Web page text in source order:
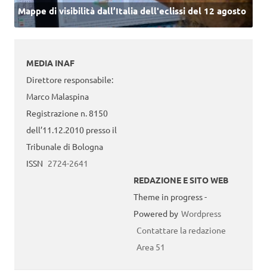
Mappe di visibilità dall’Italia dell'eclissi del 12 agosto
MEDIA INAF
Direttore responsabile:
Marco Malaspina
Registrazione n. 8150
dell’11.12.2010 presso il
Tribunale di Bologna
ISSN 2724-2641
REDAZIONE E SITO WEB
Theme in progress -
Powered by Wordpress
Contattare la redazione
Area 51